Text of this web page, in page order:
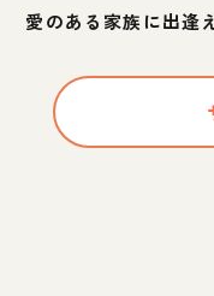
愛のある家族に出逢